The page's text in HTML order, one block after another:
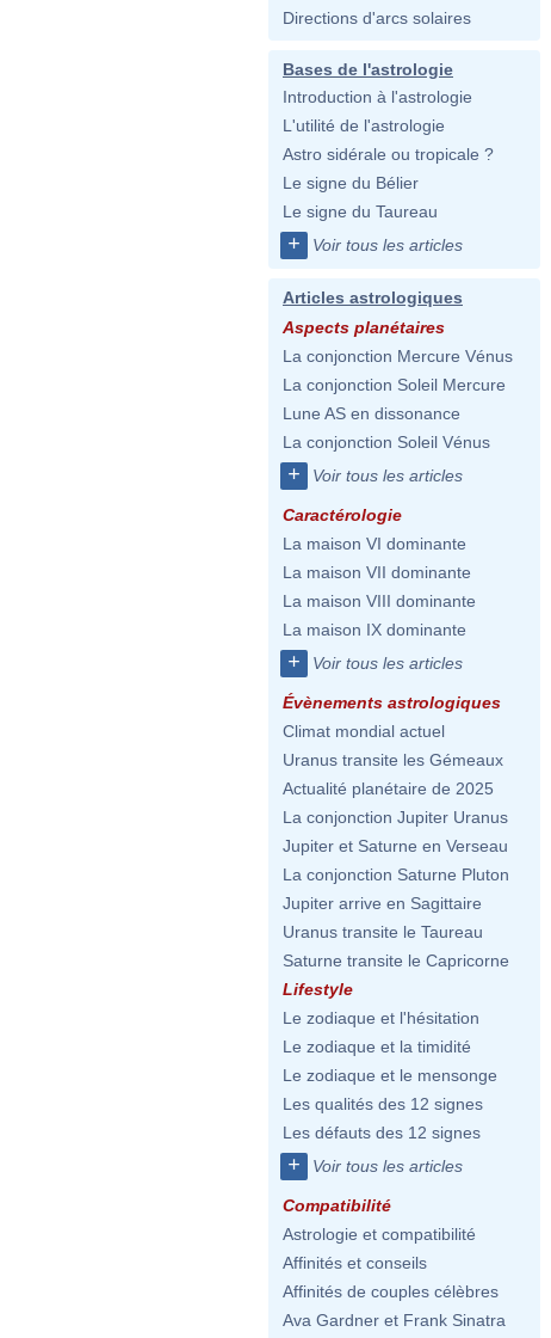
Directions d'arcs solaires
Bases de l'astrologie
Introduction à l'astrologie
L'utilité de l'astrologie
Astro sidérale ou tropicale ?
Le signe du Bélier
Le signe du Taureau
+ Voir tous les articles
Articles astrologiques
Aspects planétaires
La conjonction Mercure Vénus
La conjonction Soleil Mercure
Lune AS en dissonance
La conjonction Soleil Vénus
+ Voir tous les articles
Caractérologie
La maison VI dominante
La maison VII dominante
La maison VIII dominante
La maison IX dominante
+ Voir tous les articles
Évènements astrologiques
Climat mondial actuel
Uranus transite les Gémeaux
Actualité planétaire de 2025
La conjonction Jupiter Uranus
Jupiter et Saturne en Verseau
La conjonction Saturne Pluton
Jupiter arrive en Sagittaire
Uranus transite le Taureau
Saturne transite le Capricorne
Lifestyle
Le zodiaque et l'hésitation
Le zodiaque et la timidité
Le zodiaque et le mensonge
Les qualités des 12 signes
Les défauts des 12 signes
+ Voir tous les articles
Compatibilité
Astrologie et compatibilité
Affinités et conseils
Affinités de couples célèbres
Ava Gardner et Frank Sinatra